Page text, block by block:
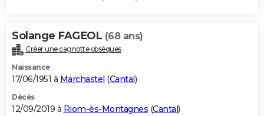
Solange FAGEOL (68 ans)
Créer une cagnotte obsèques
Naissance
17/06/1951 à Marchastel (Cantal )
Décès
12/09/2019 à Riom-ès-Montagnes (Cantal )